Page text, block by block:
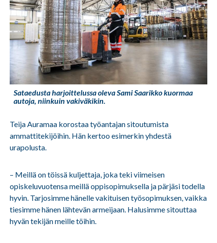
Sataedusta harjoittelussa oleva Sami Saarikko kuormaa
autoja, niinkuin vakiväkikin.
Teija Auramaa korostaa työantajan sitoutumista
ammattitekijöihin. Hän kertoo esimerkin yhdestä
urapolusta.
– Meillä on töissä kuljettaja, joka teki viimeisen
opiskeluvuotensa meillä oppisopimuksella ja pärjäsi todella
hyvin. Tarjosimme hänelle vakituisen työsopimuksen, vaikka
tiesimme hänen lähtevän armeijaan. Halusimme sitouttaa
hyvän tekijän meille töihin.